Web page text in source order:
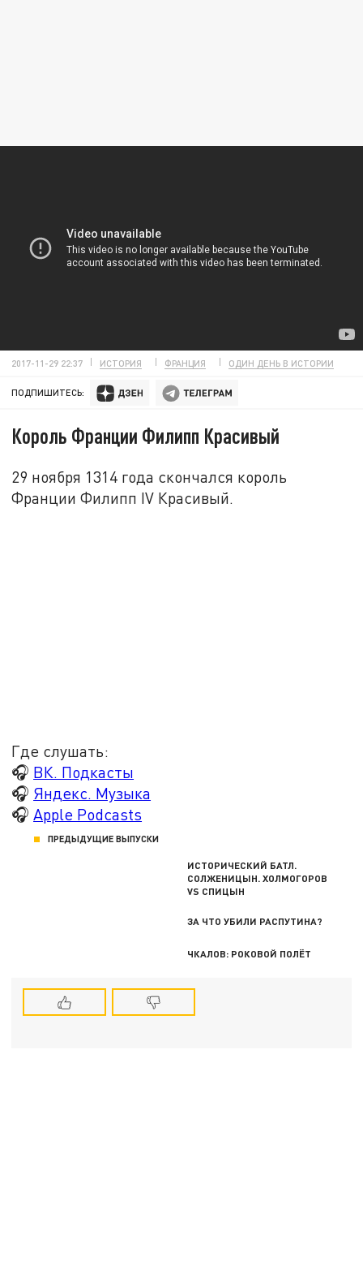
2017-11-29 22:37 ИСТОРИЯ ФРАНЦИЯ ОДИН ДЕНЬ В ИСТОРИИ
ПОДПИШИТЕСЬ:
Король Франции Филипп Красивый
29 ноября 1314 года скончался король
Франции Филипп IV Красивый.
Где слушать:
🎧 ВК. Подкасты
🎧 Яндекс. Музыка
🎧 Apple Podcasts
ПРЕДЫДУЩИЕ ВЫПУСКИ
ИСТОРИЧЕСКИЙ БАТЛ.
СОЛЖЕНИЦЫН. ХОЛМОГОРОВ
VS СПИЦЫН
ЗА ЧТО УБИЛИ РАСПУТИНА?
ЧКАЛОВ: РОКОВОЙ ПОЛЁТ